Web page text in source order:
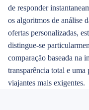
de responder
os algoritmos de análise
ofertas personalizadas,
distingue-se
comparação baseada na
transparência total e
viajantes mais exigentes.